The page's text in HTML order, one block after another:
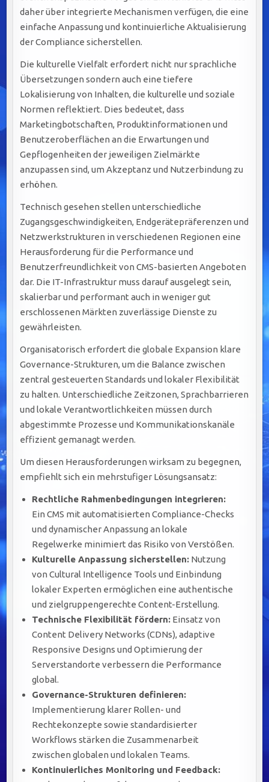
daher über integrierte Mechanismen verfügen, die eine
einfache Anpassung und kontinuierliche Aktualisierung
der Compliance sicherstellen.
Die kulturelle Vielfalt erfordert nicht nur sprachliche
Übersetzungen sondern auch eine tiefere
Lokalisierung von Inhalten, die kulturelle und soziale
Normen reflektiert. Dies bedeutet, dass
Marketingbotschaften, Produktinformationen und
Benutzeroberflächen an die Erwartungen und
Gepflogenheiten der jeweiligen Zielmärkte
anzupassen sind, um Akzeptanz und Nutzerbindung zu
erhöhen.
Technisch gesehen stellen unterschiedliche
Zugangsgeschwindigkeiten, Endgerätepräferenzen und
Netzwerkstrukturen in verschiedenen Regionen eine
Herausforderung für die Performance und
Benutzerfreundlichkeit von CMS-basierten Angeboten
dar. Die IT-Infrastruktur muss darauf ausgelegt sein,
skalierbar und performant auch in weniger gut
erschlossenen Märkten zuverlässige Dienste zu
gewährleisten.
Organisatorisch erfordert die globale Expansion klare
Governance-Strukturen, um die Balance zwischen
zentral gesteuerten Standards und lokaler Flexibilität
zu halten. Unterschiedliche Zeitzonen, Sprachbarrieren
und lokale Verantwortlichkeiten müssen durch
abgestimmte Prozesse und Kommunikationskanäle
effizient gemanagt werden.
Um diesen Herausforderungen wirksam zu begegnen,
empfiehlt sich ein mehrstufiger Lösungsansatz:
Rechtliche Rahmenbedingungen integrieren:
Ein CMS mit automatisierten Compliance-Checks
und dynamischer Anpassung an lokale
Regelwerke minimiert das Risiko von Verstößen.
Kulturelle Anpassung sicherstellen: Nutzung
von Cultural Intelligence Tools und Einbindung
lokaler Experten ermöglichen eine authentische
und zielgruppengerechte Content-Erstellung.
Technische Flexibilität fördern: Einsatz von
Content Delivery Networks (CDNs), adaptive
Responsive Designs und Optimierung der
Serverstandorte verbessern die Performance
global.
Governance-Strukturen definieren:
Implementierung klarer Rollen- und
Rechtekonzepte sowie standardisierter
Workflows stärken die Zusammenarbeit
zwischen globalen und lokalen Teams.
Kontinuierliches Monitoring und Feedback: